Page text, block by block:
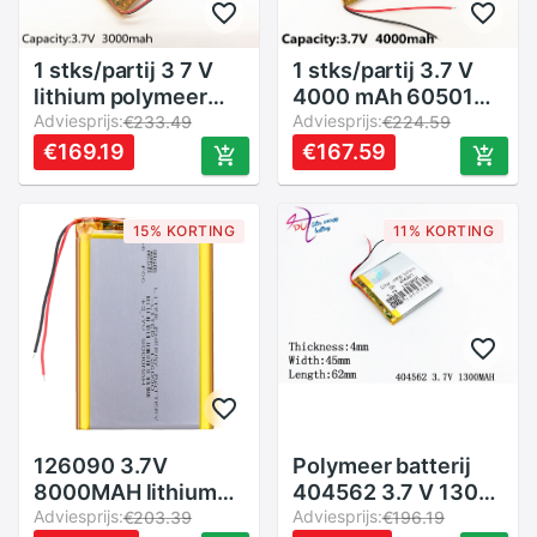
1 stks/partij 3 7 V
lithium polymeer
batterij 114258
3000 MAH Tablet
PC navigatie
Adviesprijs:€233.49
€169.19
1 stks/partij 3.7 V
4000 mAh 6050100
Lithium Polymeer
LiPo Oplaadbare
Batterij Voor PSP
GPS DVD
Adviesprijs:€224.59
€167.59
15% KORTING
126090 3.7V
8000MAH lithium
polymeer batterij
Adviesprijs:€203.39
11% KORTING
Polymeer batterij
404562 3.7 V 1300
MAH 404560 smart
Adviesprijs:€196.19